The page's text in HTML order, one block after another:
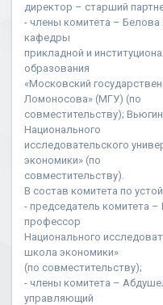
директор – старший
- члены комитета – Белова
кафедры
прикладной и
образования
«Московский
Ломоносова» (МГУ) (по
совместительству);
Национального
исследовательского
экономики» (по
совместительству).
В состав комитета по
- председатель комитета
профессор
Национального
школа экономики»
(по совместительству);
- члены комитета –
управляющий